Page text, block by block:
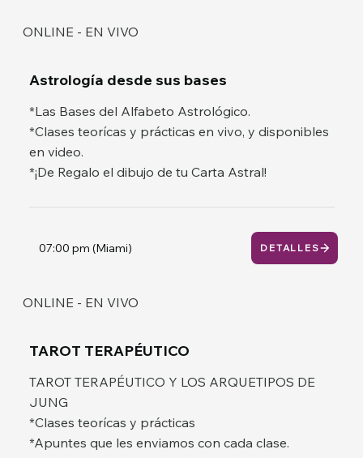
ONLINE - EN VIVO
Astrología desde sus bases
*Las Bases del Alfabeto Astrológico.
*Clases teorícas y prácticas en vivo, y disponibles
en video.
*¡De Regalo el dibujo de tu Carta Astral!
07:00 pm (Miami) DETALLES
ONLINE - EN VIVO
TAROT TERAPÉUTICO
TAROT TERAPÉUTICO Y LOS ARQUETIPOS DE
JUNG
*Clases teorícas y prácticas
*Apuntes que les enviamos con cada clase.